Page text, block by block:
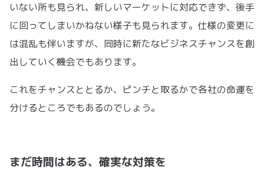
いない所も見られ、新しいマーケットに対応できず、後手
に回ってしまいかねない様子も見られます。仕様の変更に
は混乱も伴いますが、同時に新たなビジネスチャンスを創
出していく機会でもあります。
これをチャンスととるか、ピンチと取るかで各社の命運を
分けるところでもあるのでしょう。
まだ時間はある、確実な対策を